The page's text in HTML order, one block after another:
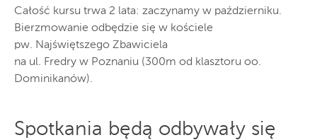
Całość kursu trwa 2 lata: zaczynamy w październiku.
Bierzmowanie odbędzie się w kościele
pw. Najświętszego Zbawiciela
na ul. Fredry w Poznaniu (300m od klasztoru oo.
Dominikanów).
Spotkania będą odbywały się